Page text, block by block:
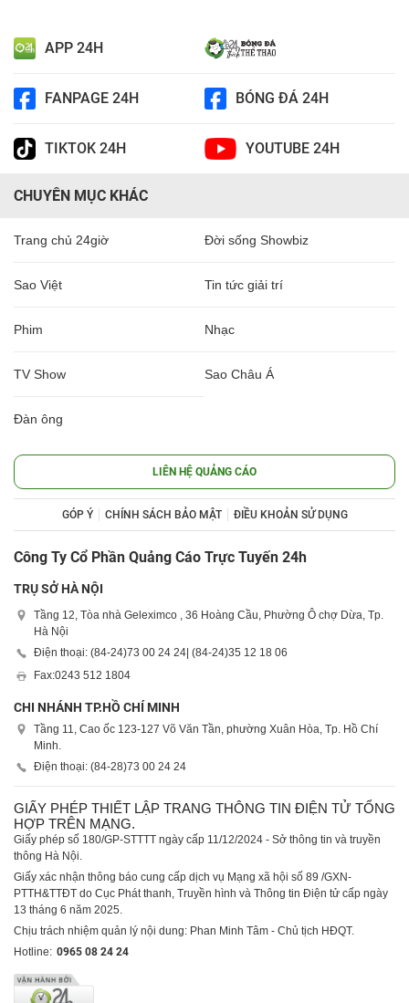
APP 24H
FANPAGE 24H BÓNG ĐÁ 24H
TIKTOK 24H YOUTUBE 24H
CHUYÊN MỤC KHÁC
Trang chủ 24giờ Đời sống Showbiz
Sao Việt Tin tức giải trí
Phim Nhạc
TV Show Sao Châu Á
Đàn ông
LIÊN HỆ QUẢNG CÁO
GÓP Ý CHÍNH SÁCH BẢO MẬT ĐIỀU KHOẢN SỬ DỤNG
Công Ty Cổ Phần Quảng Cáo Trực Tuyến 24h
TRỤ SỞ HÀ NỘI
Tầng 12, Tòa nhà Geleximco , 36 Hoàng Cầu, Phường Ô chợ Dừa, Tp.
Hà Nội
Điện thoại: (84-24)73 00 24 24| (84-24)35 12 18 06
Fax:0243 512 1804
CHI NHÁNH TP.HỒ CHÍ MINH
Tầng 11, Cao ốc 123-127 Võ Văn Tần, phường Xuân Hòa, Tp. Hồ Chí
Minh.
Điện thoại: (84-28)73 00 24 24
GIẤY PHÉP THIẾT LẬP TRANG THÔNG TIN ĐIỆN TỬ TỔNG
HỢP TRÊN MẠNG.
Giấy phép số 180/GP-STTTT ngày cấp 11/12/2024 - Sở thông tin và truyền
thông Hà Nội.
Giấy xác nhận thông báo cung cấp dịch vụ Mạng xã hội số 89 /GXN-
PTTH&TTĐT do Cục Phát thanh, Truyền hình và Thông tin Điện tử cấp ngày
13 tháng 6 năm 2025.
Chịu trách nhiệm quản lý nội dung: Phan Minh Tâm - Chủ tịch HĐQT.
Hotline: 0965 08 24 24